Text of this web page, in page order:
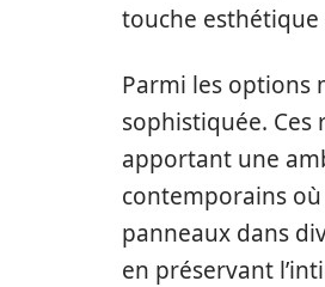
touche
Parmi les options
sophistiquée.
apportant une
contemporains
panneaux dans
en préservant